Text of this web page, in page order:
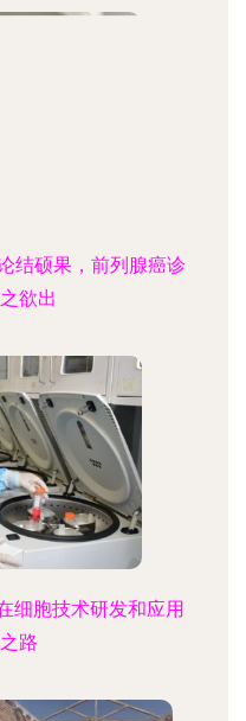
结硕果，前列腺癌诊
欲出
细胞技术研发和应用
路